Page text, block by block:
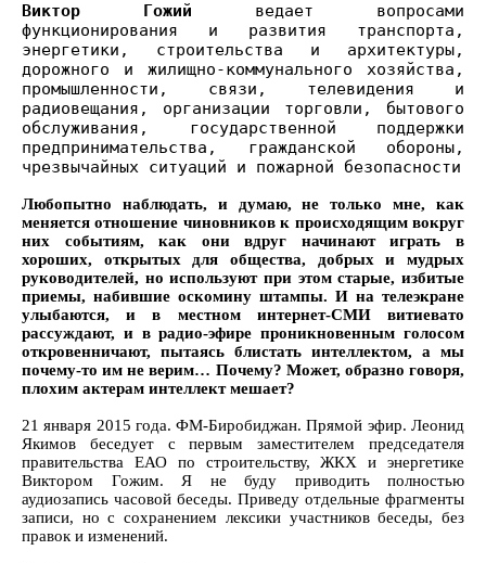
Виктор Гожий ведает вопросами
функционирования и развития транспорта,
энергетики, строительства и архитектуры,
дорожного и жилищно-коммунального хозяйства,
промышленности, связи, телевидения и
радиовещания, организации торговли, бытового
обслуживания, государственной поддержки
предпринимательства, гражданской обороны,
чрезвычайных ситуаций и пожарной безопасности
Любопытно наблюдать, и думаю, не только мне, как
меняется отношение чиновников к происходящим вокруг
них событиям, как они вдруг начинают играть в
хороших, открытых для общества, добрых и мудрых
руководителей, но используют при этом старые, избитые
приемы, набившие оскомину штампы. И на телеэкране
улыбаются, и в местном интернет-СМИ витиевато
рассуждают, и в радио-эфире проникновенным голосом
откровенничают, пытаясь блистать интеллектом, а мы
почему-то им не верим… Почему? Может, образно говоря,
плохим актерам интеллект мешает?
21 января 2015 года. ФМ-Биробиджан. Прямой эфир. Леонид
Якимов беседует с первым заместителем председателя
правительства ЕАО по строительству, ЖКХ и энергетике
Виктором Гожим. Я не буду приводить полностью
аудиозапись часовой беседы. Приведу отдельные фрагменты
записи, но с сохранением лексики участников беседы, без
правок и изменений.